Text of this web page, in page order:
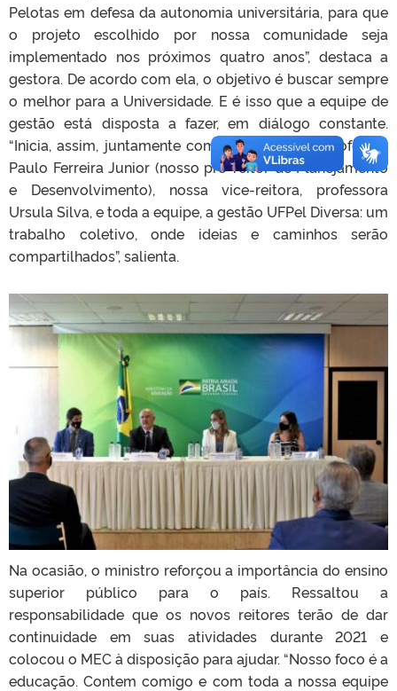
Pelotas em defesa da autonomia universitária, para que
o projeto escolhido por nossa comunidade seja
implementado nos próximos quatro anos”, destaca a
gestora. De acordo com ela, o objetivo é buscar sempre
o melhor para a Universidade. E é isso que a equipe de
gestão está disposta a fazer, em diálogo constante.
“Inicia, assim, juntamente com o reitor eleito, professor
Paulo Ferreira Junior (nosso pró-reitor de Planejamento
e Desenvolvimento), nossa vice-reitora, professora
Ursula Silva, e toda a equipe, a gestão UFPel Diversa: um
trabalho coletivo, onde ideias e caminhos serão
compartilhados”, salienta.
Na ocasião, o ministro reforçou a importância do ensino
superior público para o país. Ressaltou a
responsabilidade que os novos reitores terão de dar
continuidade em suas atividades durante 2021 e
colocou o MEC à disposição para ajudar. “Nosso foco é a
educação. Contem comigo e com toda a nossa equipe